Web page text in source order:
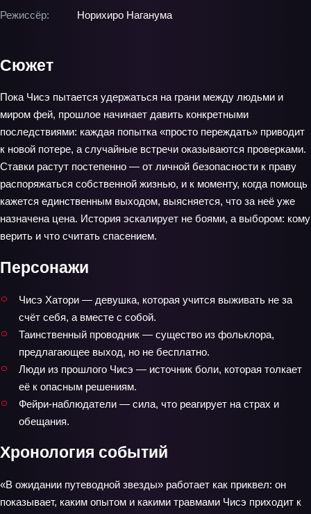
Режиссёр: Норихиро Наганума
Сюжет
Пока Чисэ пытается удержаться на грани между людьми и
миром фей, прошлое начинает давить конкретными
последствиями: каждая попытка «просто переждать» приводит
к новой потере, а случайные встречи оказываются проверками.
Ставки растут постепенно — от личной безопасности к праву
распоряжаться собственной жизнью, и к моменту, когда помощь
кажется единственным выходом, выясняется, что за неё уже
назначена цена. История эскалирует не боями, а выбором: кому
верить и что считать спасением.
Персонажи
Чисэ Хатори — девушка, которая учится выживать не за
счёт себя, а вместе с собой.
Таинственный проводник — существо из фольклора,
предлагающее выход, но не бесплатно.
Люди из прошлого Чисэ — источник боли, которая толкает
её к опасным решениям.
Фейри-наблюдатели — сила, что реагирует на страх и
обещания.
Хронология событий
«В ожидании путеводной звезды» работает как приквел: он
показывает, каким опытом и какими травмами Чисэ приходит к